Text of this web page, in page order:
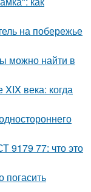
на побережье
можно найти в
века: когда
9179 77: что это
погасить